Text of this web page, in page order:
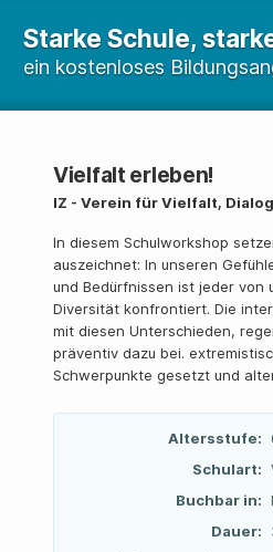
Starke Schule,
ein kostenloses
Vielfalt erleben!
IZ - Verein für Vielfalt,
In diesem Schulworkshop
auszeichnet: In unseren
und Bedürfnissen ist jeder von
Diversität konfrontiert. Die
mit diesen Unterschieden,
präventiv dazu bei.
Schwerpunkte gesetzt und
Altersstufe:
Schulart:
Buchbar in:
Dauer: